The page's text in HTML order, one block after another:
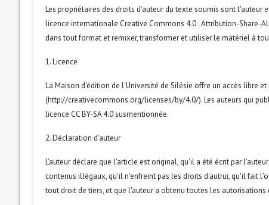
Les propriétaires des droits d'auteur du texte soumis sont
licence internationale Creative Commons 4.0 : Attribution-Share-
dans tout format et remixer, transformer et utiliser le matériel à
1. Licence
La Maison d'édition de l'Université de Silésie offre un accès libre
(http://creativecommons.org/licenses/by/4.0/). Les auteurs qui
licence CC BY-SA 4.0 susmentionnée.
2. Déclaration d'auteur
L'auteur déclare que l'article est original, qu'il a été écrit par
contenus illégaux, qu'il n'enfreint pas les droits d'autrui, qu'il fait
tout droit de tiers, et que l'auteur a obtenu toutes les autorisations